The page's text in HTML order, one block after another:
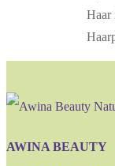
Haar
AWINA BEAUTY